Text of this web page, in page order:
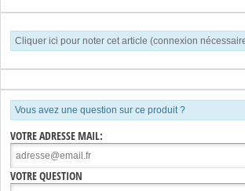
Cliquer ici pour noter cet article (connexion
Vous avez une question sur ce produit ?
VOTRE ADRESSE MAIL:
VOTRE QUESTION